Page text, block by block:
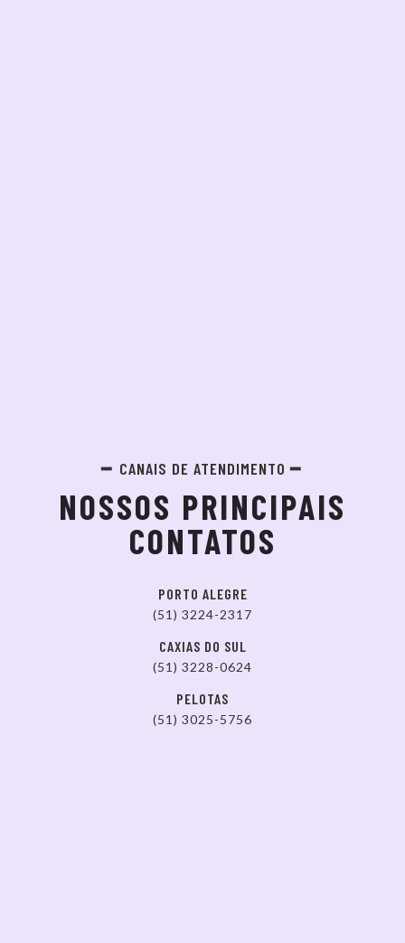
CANAIS DE ATENDIMENTO
NOSSOS PRINCIPAIS
CONTATOS
PORTO ALEGRE
(51) 3224-2317
CAXIAS DO SUL
(51) 3228-0624
PELOTAS
(51) 3025-5756